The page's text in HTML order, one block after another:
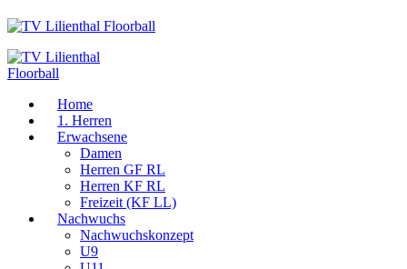
Home
1. Herren
Erwachsene
Damen
Herren GF RL
Herren KF RL
Freizeit (KF LL)
Nachwuchs
Nachwuchskonzept
U9